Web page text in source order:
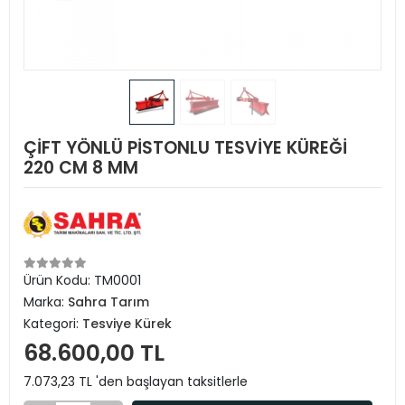
ÇİFT YÖNLÜ PİSTONLU TESVİYE KÜREĞİ
220 CM 8 MM
Ürün Kodu: TM0001
Marka: Sahra Tarım
Kategori: Tesviye Kürek
68.600,00 TL
7.073,23 TL 'den başlayan taksitlerle